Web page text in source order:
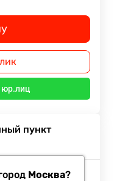
юр.лиц
пункт
Москва?